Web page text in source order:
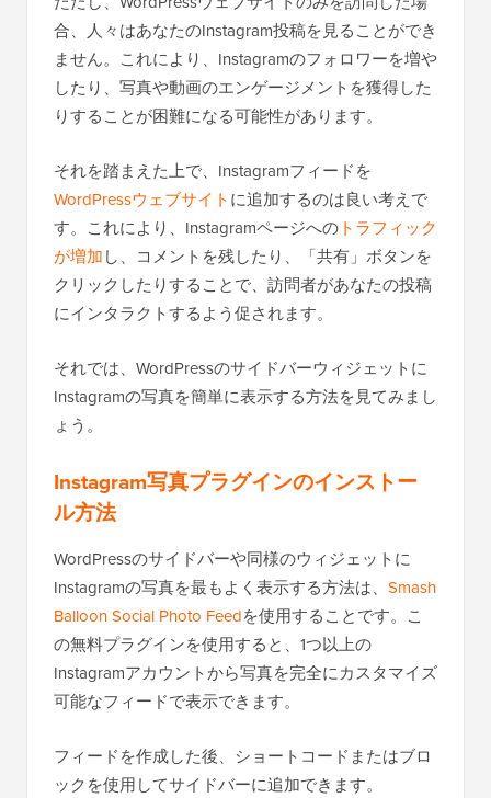
合、人々はあなたのInstagram投稿を見ることができ
ません。これにより、Instagramのフォロワーを増や
したり、写真や動画のエンゲージメントを獲得した
りすることが困難になる可能性があります。
それを踏まえた上で、Instagramフィードを
WordPressウェブサイトに追加するのは良い考えで
す。これにより、Instagramページへの トラフィック
が増加し、コメントを残したり、「共有」ボタンを
クリックしたりすることで、訪問者があなたの投稿
にインタラクトするよう促されます。
それでは、WordPressのサイドバーウィジェットに
Instagramの写真を簡単に表示する方法を見てみまし
ょう。
Instagram写真プラグインのインストー
ル方法
WordPressのサイドバーや同様のウィジェットに
Instagramの写真を最もよく表示する方法は、 Smash
Balloon Social Photo Feedを使用することです。こ
の無料プラグインを使用すると、1つ以上の
Instagramアカウントから写真を完全にカスタマイズ
可能なフィードで表示できます。
フィードを作成した後、ショートコードまたはブロ
ックを使用してサイドバーに追加できます。